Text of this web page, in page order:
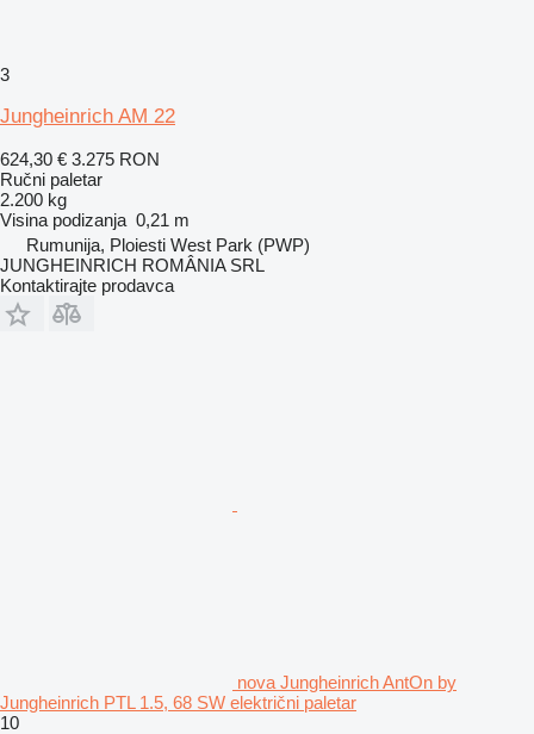
3
Jungheinrich AM 22
624,30 € 3.275 RON
Ručni paletar
2.200 kg
Visina podizanja 0,21 m
Rumunija, Ploiesti West Park (PWP)
JUNGHEINRICH ROMÂNIA SRL
Kontaktirajte prodavca
nova Jungheinrich AntOn by
Jungheinrich PTL 1.5, 68 SW električni paletar
10